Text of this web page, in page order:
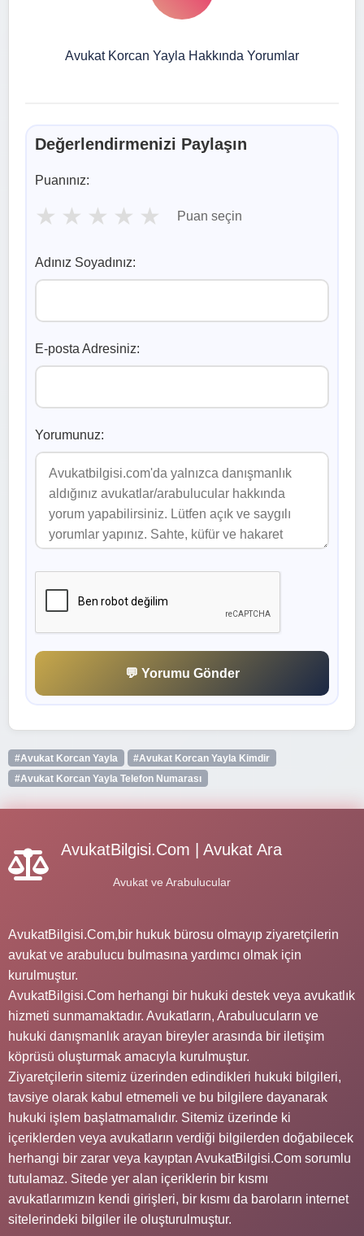
Avukat Korcan Yayla Hakkında Yorumlar
Değerlendirmenizi Paylaşın
Puanınız:
★ ★ ★ ★ ★ Puan seçin
Adınız Soyadınız:
E-posta Adresiniz:
Yorumunuz:
💬 Yorumu Gönder
#Avukat Korcan Yayla
#Avukat Korcan Yayla Kimdir
#Avukat Korcan Yayla Telefon Numarası
AvukatBilgisi.Com | Avukat Ara
Avukat ve Arabulucular
AvukatBilgisi.Com,bir hukuk bürosu olmayıp ziyaretçilerin
avukat ve arabulucu bulmasına yardımcı olmak için
kurulmuştur.
AvukatBilgisi.Com herhangi bir hukuki destek veya avukatlık
hizmeti sunmamaktadır. Avukatların, Arabulucuların ve
hukuki danışmanlık arayan bireyler arasında bir iletişim
köprüsü oluşturmak amacıyla kurulmuştur.
Ziyaretçilerin sitemiz üzerinden edindikleri hukuki bilgileri,
tavsiye olarak kabul etmemeli ve bu bilgilere dayanarak
hukuki işlem başlatmamalıdır. Sitemiz üzerinde ki
içeriklerden veya avukatların verdiği bilgilerden doğabilecek
herhangi bir zarar veya kayıptan AvukatBilgisi.Com sorumlu
tutulamaz. Sitede yer alan içeriklerin bir kısmı
avukatlarımızın kendi girişleri, bir kısmı da baroların internet
sitelerindeki bilgiler ile oluşturulmuştur.